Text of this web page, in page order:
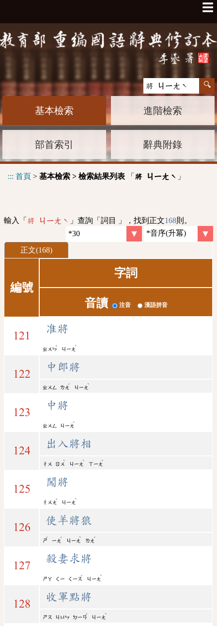
☰
基本檢索 進階檢索
部首索引 辭典附錄
::: 首頁 > 基本檢索 > 檢索結果列表 「 將 ㄐㄧㄤˋ 」
輸入「 將 ㄐㄧㄤˋ 」查詢「詞目 」，找到正文168則。
正文(168)
編號
字詞
音讀 注音 漢語拼音
121
准將
ㄓㄨㄣ
ˇ
ㄐㄧㄤ
ˋ
122
中郎將
ㄓㄨㄥ ㄌㄤ
ˊ
ㄐㄧㄤ
ˋ
123
中將
ㄓㄨㄥ ㄐㄧㄤ
ˋ
124
出入將相
ㄔㄨ ㄖㄨ
ˋ
ㄐㄧㄤ
ˋ
ㄒㄧㄤ
ˋ
125
闖將
ㄔㄨㄤ
ˇ
ㄐㄧㄤ
ˋ
126
使羊將狼
ㄕ
ˇ
ㄧㄤ
ˊ
ㄐㄧㄤ
ˋ
ㄌㄤ
ˊ
127
殺妻求將
ㄕㄚ ㄑㄧ ㄑㄧㄡ
ˊ
ㄐㄧㄤ
ˋ
128
收軍點將
ㄕㄡ ㄐㄩㄣ ㄉㄧㄢ
ˇ
ㄐㄧㄤ
ˋ